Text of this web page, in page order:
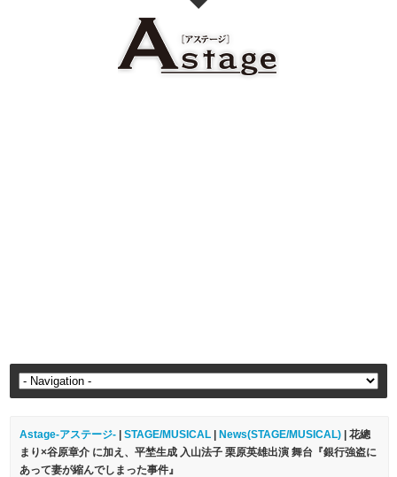
Astage-アステージ- |STAGE/MUSICAL News(STAGE/MUSICAL) | 花總
まり×谷原章介 に加え、平埜生成 入山法子 栗原英雄出演 舞台『銀行強盗に
あって妻が縮んでしまった事件』